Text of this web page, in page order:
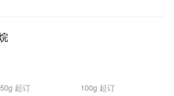
50g 起订
100g 起订